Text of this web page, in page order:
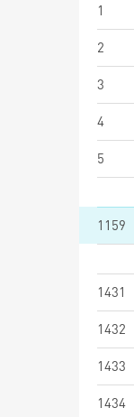
1
2
3
4
5
1159
1431
1432
1433
1434